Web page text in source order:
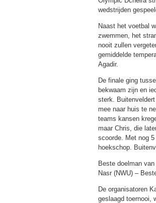
wedstrijden
Naast het voetbal
zwemmen, het
nooit zullen
gemiddelde
Agadir.
De finale ging
bekwaam zijn en
sterk.
mee naar huis te
teams kansen
maar Chris, die
scoorde. Met nog
hoekschop.
Beste doelman
Nasr (NWU) –
De organisatoren
geslaagd toernooi,